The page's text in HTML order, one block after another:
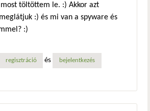
töltöttem le. :) Akkor azt
:) és mi van a spyware és
:)
regisztráció és bejelentkezés